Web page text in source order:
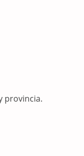
provincia.